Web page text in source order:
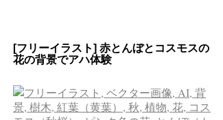
[フリーイラスト] 赤とんぼとコスモスの
花の背景でアハ体験